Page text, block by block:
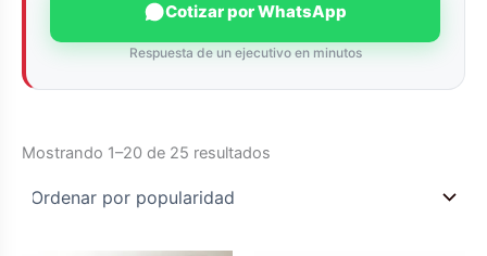
Cotizar por WhatsApp
Respuesta de un ejecutivo en minutos
Mostrando 1–20 de 25 resultados